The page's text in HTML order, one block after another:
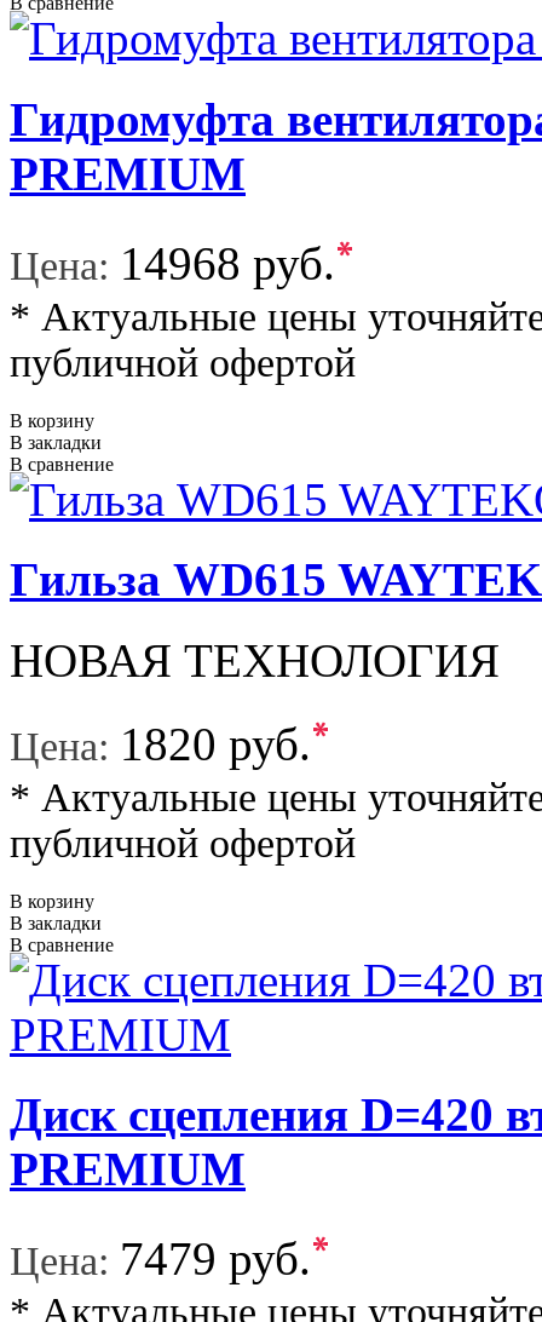
Гидромуфта
PREMIUM
Цена: 14968 руб.*
* Актуальные цены
публичной офертой
В корзину
В закладки
В сравнение
Гильза WD615
НОВАЯ ТЕХНОЛОГИЯ
Цена: 1820 руб.*
* Актуальные цены
публичной офертой
В корзину
В закладки
В сравнение
Диск сцепления D=420
PREMIUM
Цена: 7479 руб.*
* Актуальные цены